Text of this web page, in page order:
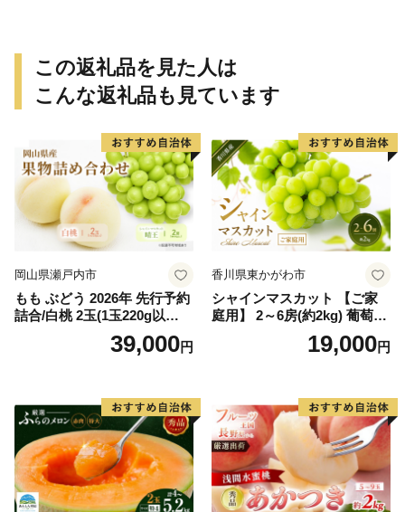
この返礼品を見た人は
こんな返礼品も見ています
岡山県瀬戸内市
もも ぶどう 2026年 先行予約
詰合/白桃 2玉(1玉220g以
上)・シャインマスカット 晴
39,000円
香川県東かがわ市
シャインマスカット 【ご家
庭用】 2～6房(約2kg) 葡萄 ぶ
どう ブドウ フルーツ 果物 く
だもの 果実 旬の果物 旬のフ
19,000円